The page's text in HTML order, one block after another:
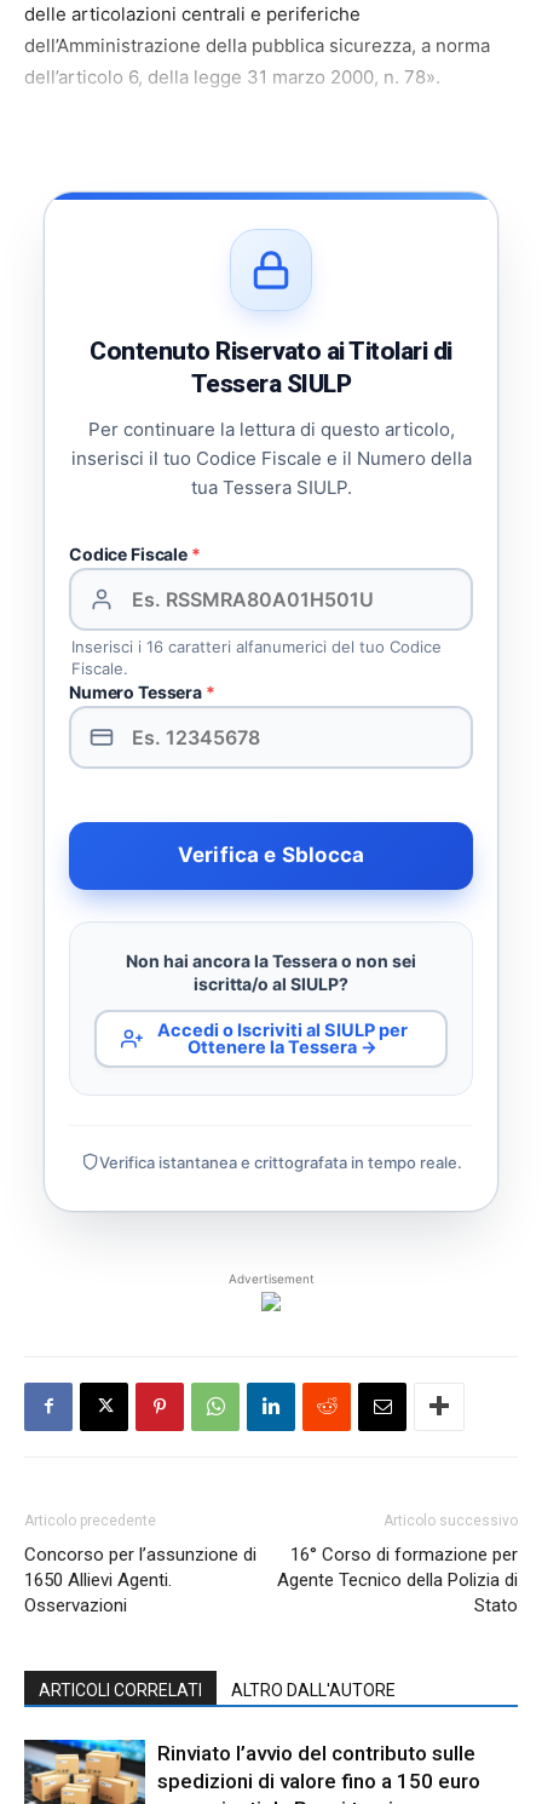
delle articolazioni centrali e periferiche
dell’Amministrazione della pubblica sicurezza, a norma
dell’articolo 6, della legge 31 marzo 2000, n. 78».
Contenuto Riservato ai Titolari di
Tessera SIULP
Per continuare la lettura di questo articolo,
inserisci il tuo Codice Fiscale e il Numero della
tua Tessera SIULP.
Codice Fiscale *
Inserisci i 16 caratteri alfanumerici del tuo Codice
Fiscale.
Numero Tessera *
Verifica e Sblocca
Non hai ancora la Tessera o non sei
iscritta/o al SIULP?
Accedi o Iscriviti al SIULP per
Ottenere la Tessera →
Verifica istantanea e crittografata in tempo reale.
Advertisement
Articolo precedente
Concorso per l’assunzione di
1650 Allievi Agenti.
Osservazioni
Articolo successivo
16° Corso di formazione per
Agente Tecnico della Polizia di
Stato
ARTICOLI CORRELATI ALTRO DALL'AUTORE
Rinviato l’avvio del contributo sulle
spedizioni di valore fino a 150 euro